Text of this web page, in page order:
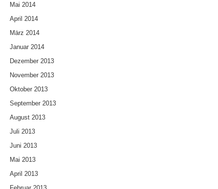
Mai 2014
April 2014
März 2014
Januar 2014
Dezember 2013
November 2013
Oktober 2013
September 2013
August 2013
Juli 2013
Juni 2013
Mai 2013
April 2013